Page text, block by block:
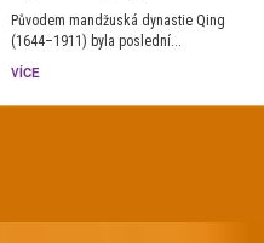
Původem mandžuská dynastie Qing
(1644–1911) byla poslední...
VÍCE